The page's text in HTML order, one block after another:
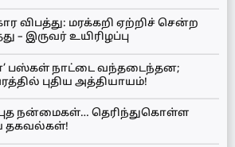
விபத்து: மரக்கறி ஏற்றிச் சென்ற
– இருவர் உயிரிழப்பு
பஸ்கள் நாட்டை வந்தடைந்தன;
புதிய அத்தியாயம்!
நன்மைகள்… தெரிந்துகொள்ள
தகவல்கள்!